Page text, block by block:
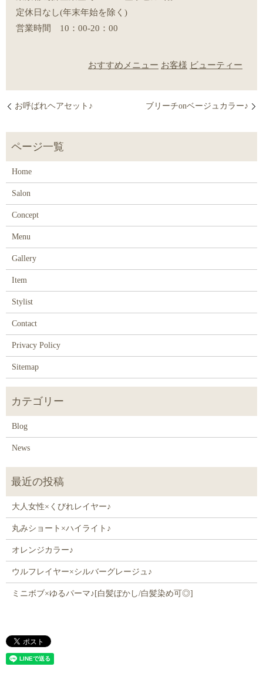
定休日なし(年末年始を除く)
営業時間 10：00-20：00
おすすめメニュー お客様 ビューティー
お呼ばれヘアセット♪ ブリーチonベージュカラー♪
Home
Salon
Concept
Menu
Gallery
Item
Stylist
Contact
Privacy Policy
Sitemap
Blog
News
大人女性×くびれレイヤー♪
丸みショート×ハイライト♪
オレンジカラー♪
ウルフレイヤー×シルバーグレージュ♪
ミニボブ×ゆるパーマ♪[白髪ぼかし/白髪染め可◎]